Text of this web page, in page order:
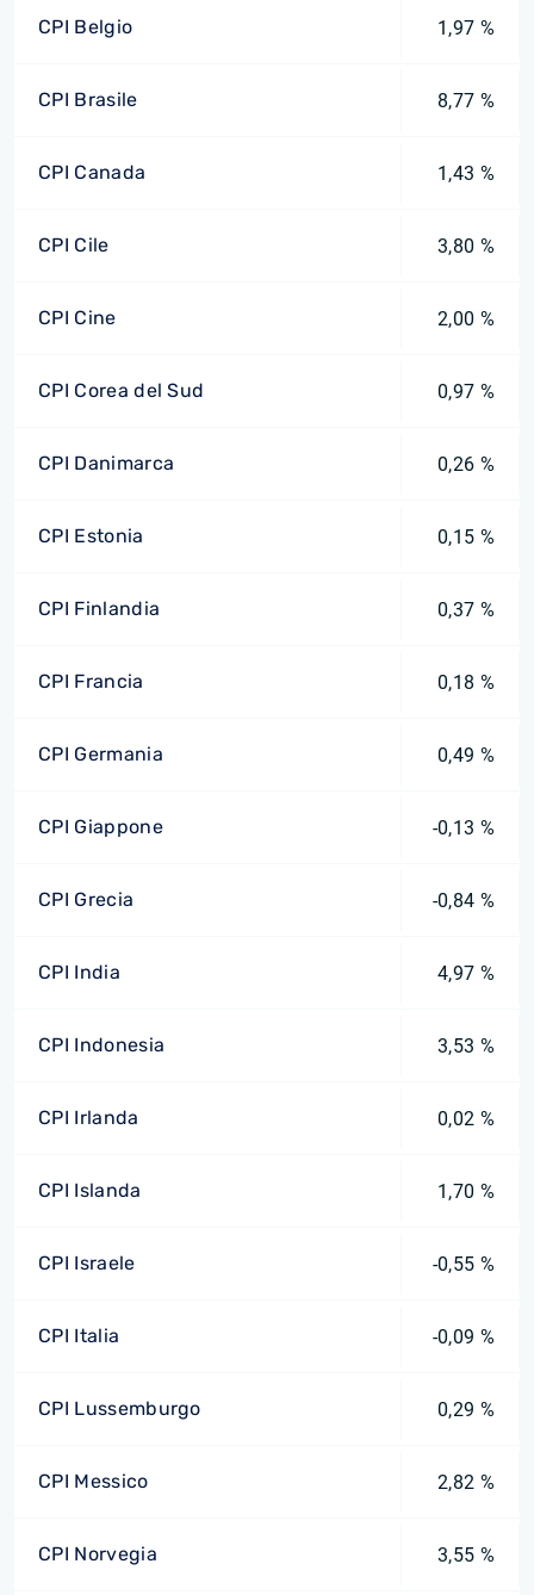
CPI Belgio 1,97 %
CPI Brasile 8,77 %
CPI Canada 1,43 %
CPI Cile 3,80 %
CPI Cine 2,00 %
CPI Corea del Sud 0,97 %
CPI Danimarca 0,26 %
CPI Estonia 0,15 %
CPI Finlandia 0,37 %
CPI Francia 0,18 %
CPI Germania 0,49 %
CPI Giappone -0,13 %
CPI Grecia -0,84 %
CPI India 4,97 %
CPI Indonesia 3,53 %
CPI Irlanda 0,02 %
CPI Islanda 1,70 %
CPI Israele -0,55 %
CPI Italia -0,09 %
CPI Lussemburgo 0,29 %
CPI Messico 2,82 %
CPI Norvegia 3,55 %